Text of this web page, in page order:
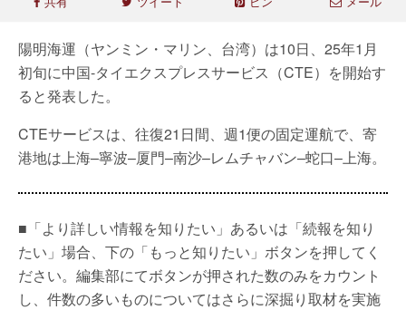
陽明海運（ヤンミン・マリン、台湾）は10日、25年1月
初旬に中国-タイエクスプレスサービス（CTE）を開始す
ると発表した。
CTEサービスは、往復21日間、週1便の固定運航で、寄
港地は上海–寧波–厦門–南沙–レムチャバン–蛇口–上海。
■「より詳しい情報を知りたい」あるいは「続報を知り
たい」場合、下の「もっと知りたい」ボタンを押してく
ださい。編集部にてボタンが押された数のみをカウント
し、件数の多いものについてはさらに深掘り取材を実施